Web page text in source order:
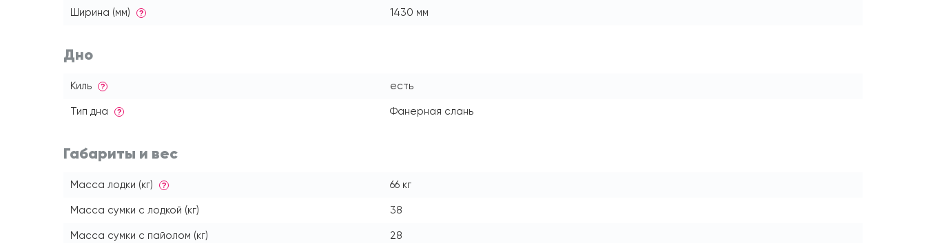
Ширина (мм) ? 1430 мм
Дно
Киль ? есть
Тип дна ? Фанерная слань
Габариты и вес
Масса лодки (кг) ? 66 кг
Масса сумки с лодкой (кг) 38
Масса сумки с пайолом (кг) 28